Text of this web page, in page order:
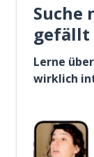
Suche
gefällt
Lerne
wirklich